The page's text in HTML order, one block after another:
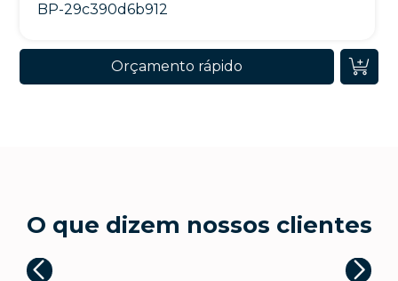
BP-29c390d6b912
Orçamento rápido
O que dizem nossos clientes